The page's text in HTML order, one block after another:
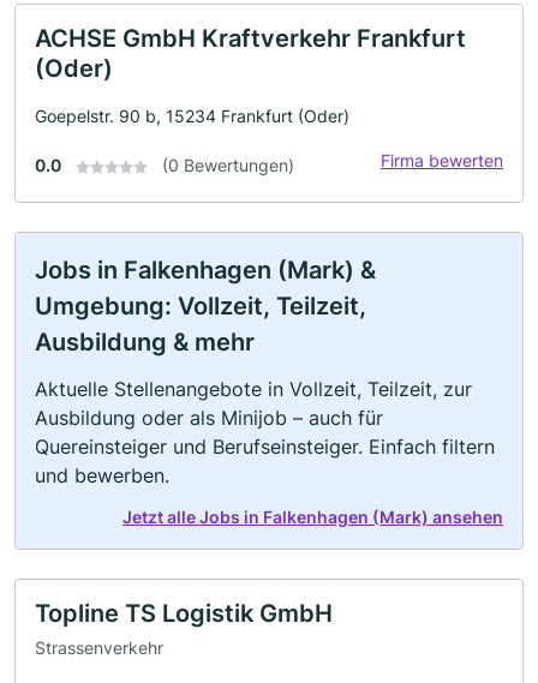
ACHSE GmbH Kraftverkehr Frankfurt
(Oder)
Goepelstr. 90 b, 15234 Frankfurt (Oder)
0.0 (0 Bewertungen) Firma bewerten
Jobs in Falkenhagen (Mark) &
Umgebung: Vollzeit, Teilzeit,
Ausbildung & mehr
Aktuelle Stellenangebote in Vollzeit, Teilzeit, zur
Ausbildung oder als Minijob – auch für
Quereinsteiger und Berufseinsteiger. Einfach filtern
und bewerben.
Jetzt alle Jobs in Falkenhagen (Mark) ansehen
Topline TS Logistik GmbH
Strassenverkehr